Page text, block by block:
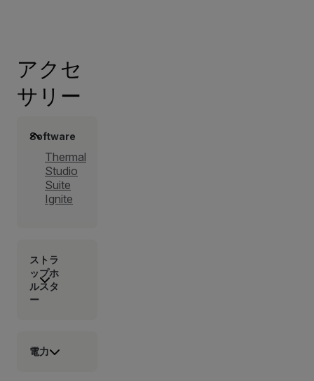
アクセ
サリー
Software
Thermal
Studio
Suite
Ignite
ストラ
ップホ
ルスタ
ー
電力